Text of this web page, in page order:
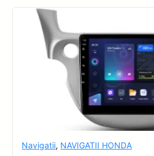
Navigatii, NAVIGATII HONDA